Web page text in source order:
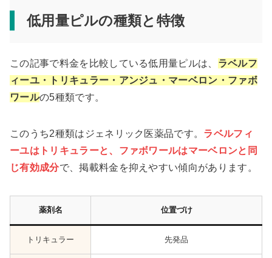
低用量ピルの種類と特徴
この記事で料金を比較している低用量ピルは、 ラベルフ
ィーユ・トリキュラー・アンジュ・マーベロン・ファボ
ワールの5種類です。
このうち2種類はジェネリック医薬品です。 ラベルフィ
ーユはトリキュラーと、ファボワールはマーベロンと同
じ有効成分で、掲載料金を抑えやすい傾向があります。
薬剤名 位置づけ
トリキュラー 先発品